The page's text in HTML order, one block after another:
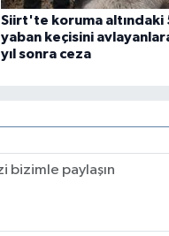
Siirt'te koruma altındaki
yaban keçisini
yıl sonra ceza